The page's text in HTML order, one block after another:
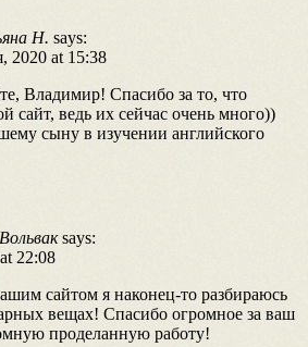
Н. says:
2020 at 15:38
Владимир! Спасибо за то, что
сайт, ведь их сейчас очень много))
сыну в изучении английского
says:
22:08
сайтом я наконец-то разбираюсь
вещах! Спасибо огромное за ваш
проделанную работу!